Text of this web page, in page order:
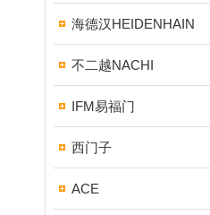
海德汉HEIDENHAIN
不二越NACHI
IFM易福门
西门子
ACE